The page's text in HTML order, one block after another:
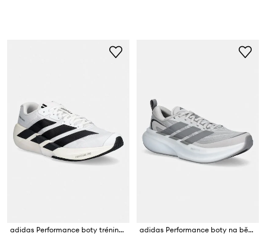
adidas Performance boty tréninkové pánské Adizero Dropset Pro
adidas Performance boty na běhání pánské SUPERNOVA GLIDE